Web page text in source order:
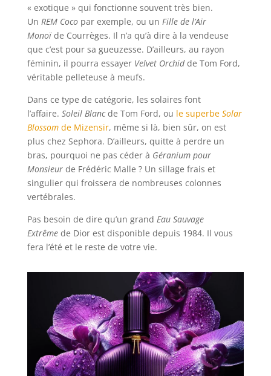
« exotique » qui fonctionne souvent très bien.
Un REM Coco par exemple, ou un Fille de l’Air
Monoï de Courrèges. Il n’a qu’à dire à la vendeuse
que c’est pour sa gueuzesse. D’ailleurs, au rayon
féminin, il pourra essayer Velvet Orchid de Tom Ford,
véritable pelleteuse à meufs.
Dans ce type de catégorie, les solaires font
l’affaire. Soleil Blanc de Tom Ford, ou le superbe Solar
Blossom de Mizensir, même si là, bien sûr, on est
plus chez Sephora. D’ailleurs, quitte à perdre un
bras, pourquoi ne pas céder à Géranium pour
Monsieur de Frédéric Malle ? Un sillage frais et
singulier qui froissera de nombreuses colonnes
vertébrales.
Pas besoin de dire qu’un grand Eau Sauvage
Extrême de Dior est disponible depuis 1984. Il vous
fera l’été et le reste de votre vie.